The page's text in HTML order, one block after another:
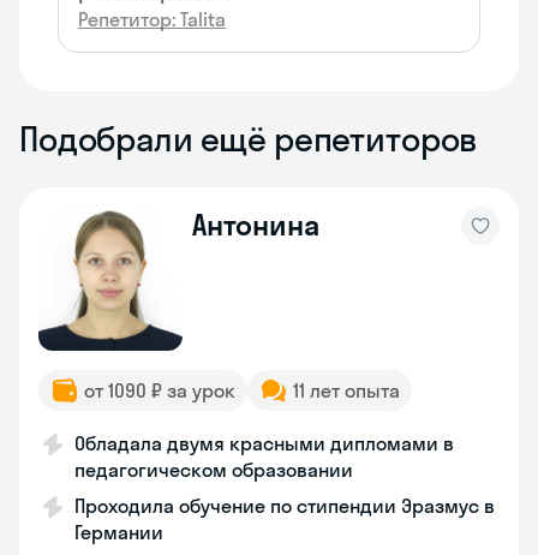
Репетитор: Talita
Подобрали ещё репетиторов
Антонина
от 1090 ₽ за урок 11 лет опыта
Обладала двумя красными дипломами в
педагогическом образовании
Проходила обучение по стипендии Эразмус в
Германии